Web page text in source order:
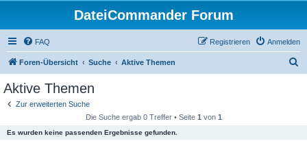
DateiCommander Forum
FAQ Anmelden
Registrieren
Foren-Übersicht Suche Aktive Themen
Aktive Themen
Zur erweiterten Suche
Die Suche ergab 0 Treffer • Seite 1 von 1
Es wurden keine passenden Ergebnisse gefunden.